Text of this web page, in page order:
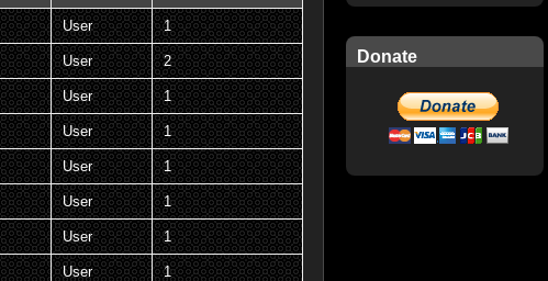
User 1
User 2
User 1
User 1
User 1
User 1
User 1
User 1
Donate